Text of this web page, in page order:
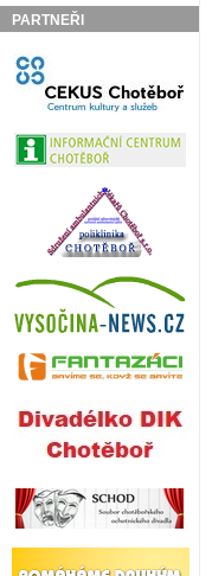
PARTNEŘI